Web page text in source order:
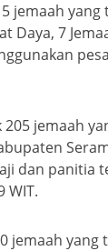
Daya, 7
jemaah
dan
WIT.
yang